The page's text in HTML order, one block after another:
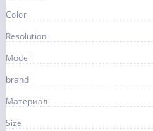
Color
Resolution
Model
brand
Материал
Size